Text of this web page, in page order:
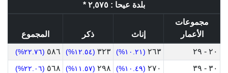
بلدة عيحا : ٢,٥٧٥ *
مجموعات
الأعمار
إناث ذكر
المجموع
٢٠ - ٢٩
٢٦٣ (١٠.٢١%) ٣٢٣ (١٢.٥٤%) ٥٨٦ (٢٢.٧٦%)
٣٠ - ٣٩ ٢٧٠ (١٠.٤٩%) ٢٩٨ (١١.٥٧%) ٥٦٨ (٢٢.٠٦%)